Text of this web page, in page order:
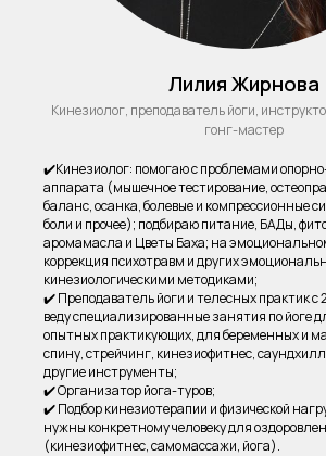
Лилия Жирнова
Кинезиолог, преподаватель йоги,
гонг-мастер
✔️Кинезиолог: помогаю с проблемами
аппарата (мышечное тестирование,
баланс, осанка, болевые и компрессионные
боли и прочее); подбираю питание, БАДы,
аромамасла и Цветы Баха; на
коррекция психотравм и других
кинезиологическими методиками;
✔️ Преподаватель йоги и телесных практик с
веду специализированные занятия по йоге
опытных практикующих, для беременных и
спину, стрейчинг, кинезиофитнес,
другие инструменты;
✔️ Организатор йога-туров;
✔️ Подбор кинезиотерапии и физической
нужны конкретному человеку для
(кинезиофитнес, самомассажи, йога).